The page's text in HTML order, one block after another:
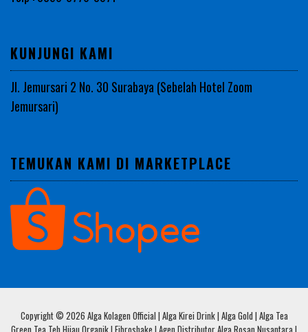
KUNJUNGI KAMI
Jl. Jemursari 2 No. 30 Surabaya (Sebelah Hotel Zoom
Jemursari)
TEMUKAN KAMI DI MARKETPLACE
Copyright © 2026 Alga Kolagen Official | Alga Kirei Drink | Alga Gold | Alga Tea
Green Tea Teh Hijau Organik | Fibroshake | Agen Distributor Alga Rosan Nusantara |